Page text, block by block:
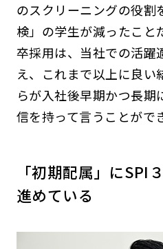
のスクリーニングの役割
検」の学生が減ったこと
卒採用は、当社での活躍
え、これまで以上に良い
らが入社後早期かつ長期
信を持って言うことがで
「初期配属」にSPI
進めている